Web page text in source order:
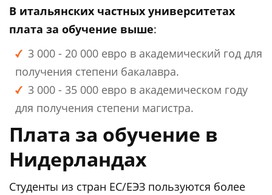
В итальянских частных университетах
плата за обучение выше:
3 000 - 20 000 евро в академический год для
получения степени бакалавра.
3 000 - 35 000 евро в академическом году
для получения степени магистра.
Плата за обучение в
Нидерландах
Студенты из стран ЕС/ЕЭЗ пользуются более